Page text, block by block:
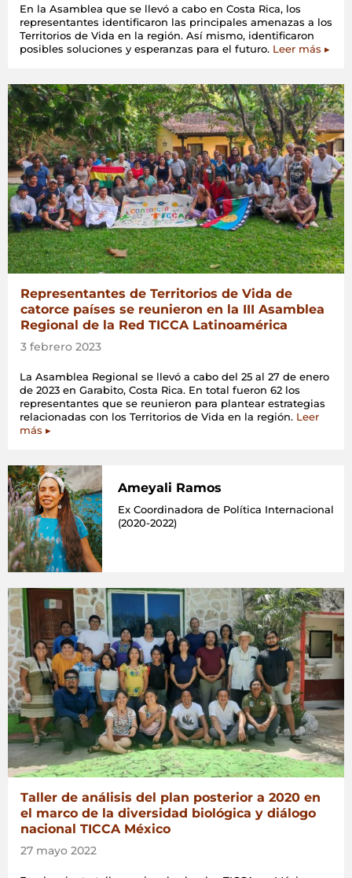
En la Asamblea que se llevó a cabo en Costa Rica, los
representantes identificaron las principales amenazas a los
Territorios de Vida en la región. Así mismo, identificaron
posibles soluciones y esperanzas para el futuro. Leer más ▸
Representantes de Territorios de Vida de
catorce países se reunieron en la III Asamblea
Regional de la Red TICCA Latinoamérica
3 febrero 2023
La Asamblea Regional se llevó a cabo del 25 al 27 de enero
de 2023 en Garabito, Costa Rica. En total fueron 62 los
representantes que se reunieron para plantear estrategias
relacionadas con los Territorios de Vida en la región. Leer
más ▸
Ameyali Ramos
Ex Coordinadora de Política Internacional
(2020-2022)
Taller de análisis del plan posterior a 2020 en
el marco de la diversidad biológica y diálogo
nacional TICCA México
27 mayo 2022